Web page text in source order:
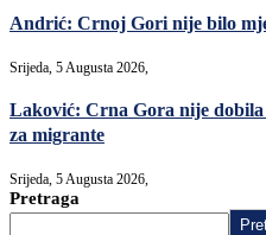
Andrić: Crnoj Gori nije bilo
Srijeda, 5 Augusta 2026,
Laković: Crna Gora nije
za migrante
Srijeda, 5 Augusta 2026,
Pretraga